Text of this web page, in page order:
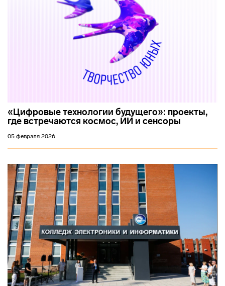
«Цифровые технологии будущего»: проекты,
где встречаются космос, ИИ и сенсоры
05 февраля 2026